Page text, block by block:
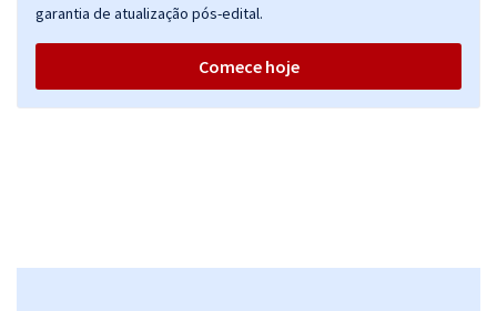
garantia de atualização pós-edital.
Comece hoje